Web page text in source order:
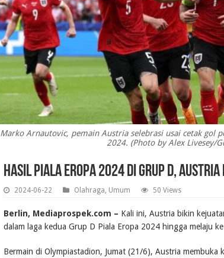
Marko Arnautovic, pemain Austria selebrasi usai cetak gol
2024. (Photo by Alex Livesey/
Hasil Piala Eropa 2024 di Grup D,
2024-06-22 Olahraga, Umum 50 Views
Berlin, Mediaprospek.com – Kali ini, Austria bikin
dalam laga kedua Grup D Piala Eropa 2024 hingga melaju
Bermain di Olympiastadion, Jumat (21/6), Austria membuka